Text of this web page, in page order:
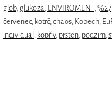
glob, glukoza, ENVIROMENT,%27
červenec, kotrč,chaos, Kopech,
individual , kopřiv, prsten, podzim,